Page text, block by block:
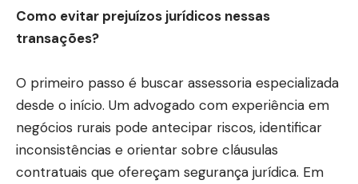
Como evitar prejuízos jurídicos nessas
transações?
O primeiro passo é buscar assessoria especializada
desde o início. Um advogado com experiência em
negócios rurais pode antecipar riscos, identificar
inconsistências e orientar sobre cláusulas
contratuais que ofereçam segurança jurídica. Em